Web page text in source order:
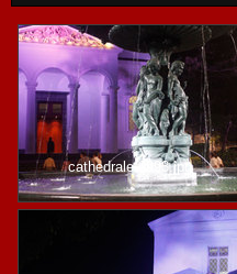
cathedrale-0993.jpg